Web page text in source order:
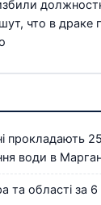
что в драке
прокладають
води в
та області за